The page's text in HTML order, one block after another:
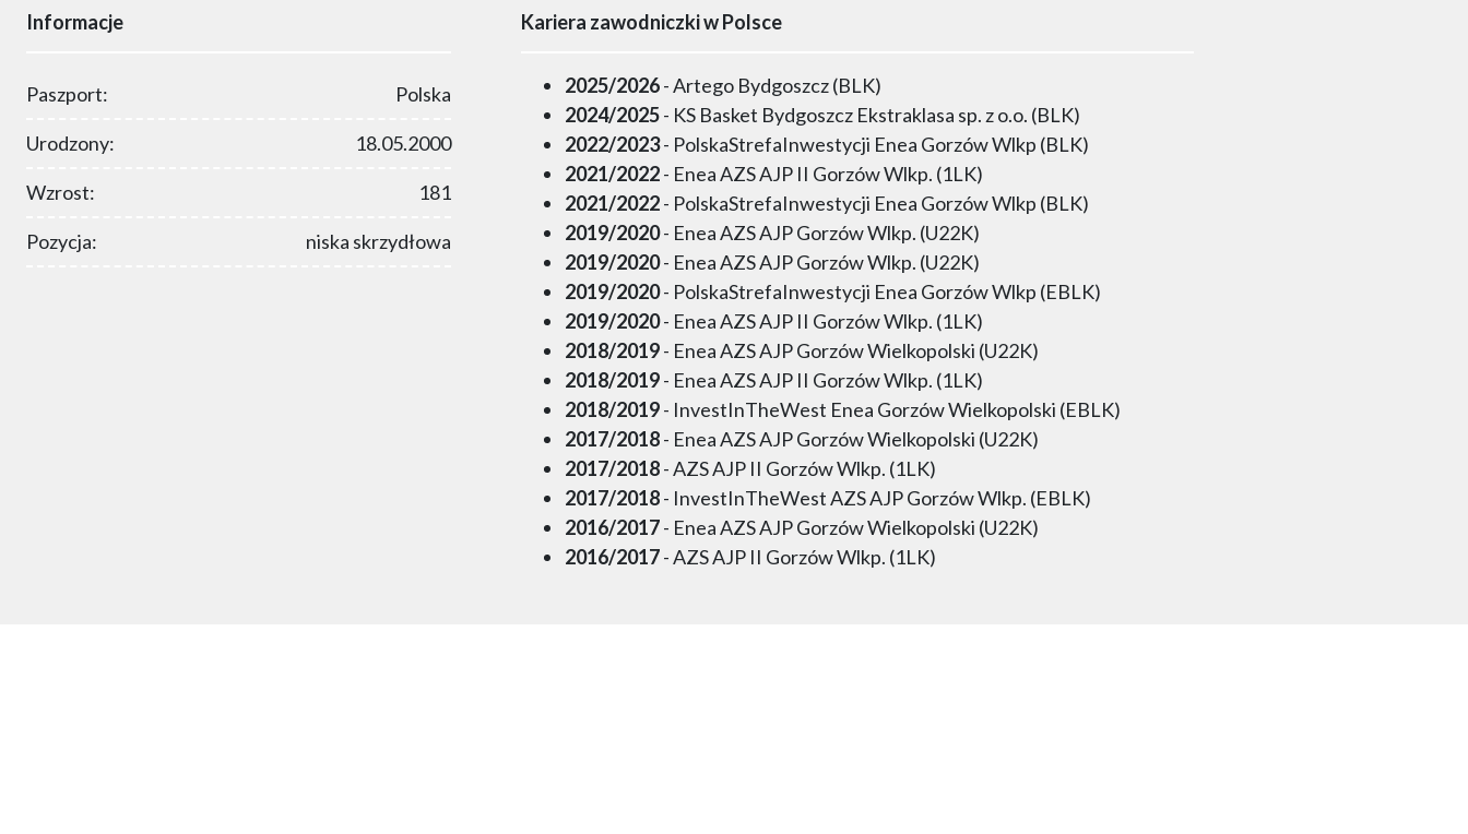
Informacje
Paszport: Polska
Urodzony: 18.05.2000
Wzrost: 181
Pozycja: niska skrzydłowa
Kariera zawodniczki w Polsce
2025/2026- Artego Bydgoszcz (BLK)
2024/2025- KS Basket Bydgoszcz Ekstraklasa sp. z o.o. (BLK)
2022/2023- PolskaStrefaInwestycji Enea Gorzów Wlkp (BLK)
2021/2022- Enea AZS AJP II Gorzów Wlkp. (1LK)
2021/2022- PolskaStrefaInwestycji Enea Gorzów Wlkp (BLK)
2019/2020- Enea AZS AJP Gorzów Wlkp. (U22K)
2019/2020- Enea AZS AJP Gorzów Wlkp. (U22K)
2019/2020- PolskaStrefaInwestycji Enea Gorzów Wlkp (EBLK)
2019/2020- Enea AZS AJP II Gorzów Wlkp. (1LK)
2018/2019- Enea AZS AJP Gorzów Wielkopolski (U22K)
2018/2019- Enea AZS AJP II Gorzów Wlkp. (1LK)
2018/2019- InvestInTheWest Enea Gorzów Wielkopolski (EBLK)
2017/2018- Enea AZS AJP Gorzów Wielkopolski (U22K)
2017/2018- AZS AJP II Gorzów Wlkp. (1LK)
2017/2018- InvestInTheWest AZS AJP Gorzów Wlkp. (EBLK)
2016/2017- Enea AZS AJP Gorzów Wielkopolski (U22K)
2016/2017- AZS AJP II Gorzów Wlkp. (1LK)